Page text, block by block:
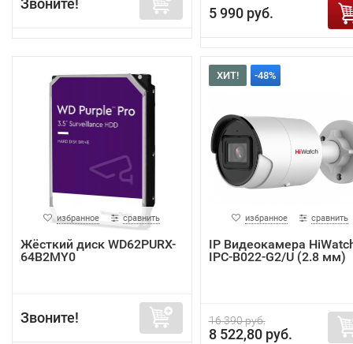
Звоните!
5 990 руб.
избранное сравнить
Жёсткий диск WD62PURX-
64B2MY0
Звоните!
ХИТ! -48%
избранное сравнить
IP Видеокамера
IPC-B022-G2/U (2.8 мм)
16 390 руб.
8 522,80 руб.